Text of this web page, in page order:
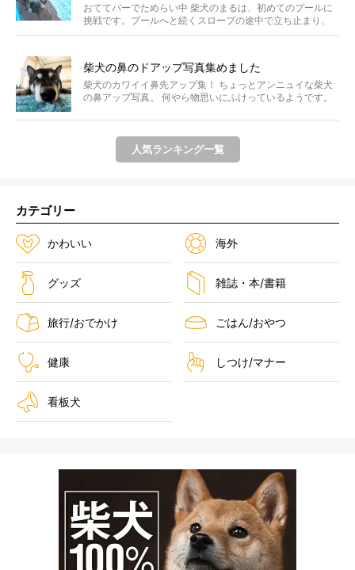
おててパーでためらい中 柴犬のまるは、初めてのプールに
挑戦です。プールへと続くスロープの途中で立ち止まり、
前足...
柴犬の鼻のドアップ写真集めました
柴犬のカワイイ鼻先アップ集！ ちょっとアンニュイな柴犬
の鼻アップ写真。 何やら物思いにふけっているようです。
人気ランキング一覧
カテゴリー
かわいい 海外
グッズ 雑誌・本/書籍
旅行/おでかけ ごはん/おやつ
健康 しつけ/マナー
看板犬